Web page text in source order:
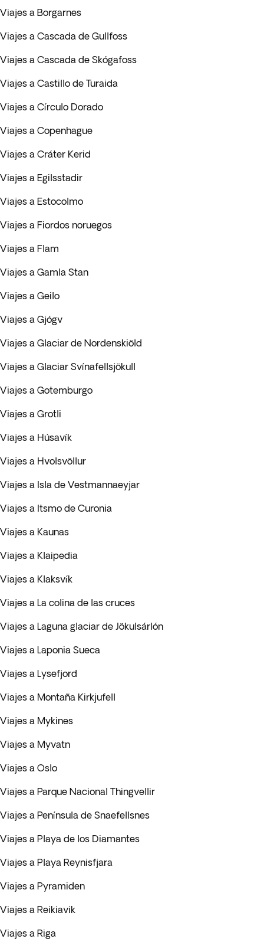
Viajes a Borgarnes
Viajes a Cascada de Gullfoss
Viajes a Cascada de Skógafoss
Viajes a Castillo de Turaida
Viajes a Círculo Dorado
Viajes a Copenhague
Viajes a Cráter Kerid
Viajes a Egilsstadir
Viajes a Estocolmo
Viajes a Fiordos noruegos
Viajes a Flam
Viajes a Gamla Stan
Viajes a Geilo
Viajes a Gjógv
Viajes a Glaciar de Nordenskiöld
Viajes a Glaciar Svínafellsjökull
Viajes a Gotemburgo
Viajes a Grotli
Viajes a Húsavík
Viajes a Hvolsvöllur
Viajes a Isla de Vestmannaeyjar
Viajes a Itsmo de Curonia
Viajes a Kaunas
Viajes a Klaipedia
Viajes a Klaksvík
Viajes a La colina de las cruces
Viajes a Laguna glaciar de Jökulsárlón
Viajes a Laponia Sueca
Viajes a Lysefjord
Viajes a Montaña Kirkjufell
Viajes a Mykines
Viajes a Myvatn
Viajes a Oslo
Viajes a Parque Nacional Thingvellir
Viajes a Península de Snaefellsnes
Viajes a Playa de los Diamantes
Viajes a Playa Reynisfjara
Viajes a Pyramiden
Viajes a Reikiavik
Viajes a Riga